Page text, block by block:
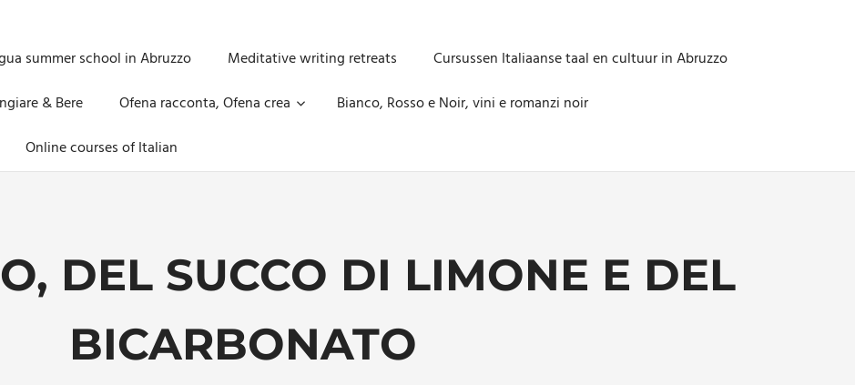
summer school in Abruzzo Meditative writing retreats
Cursussen Italiaanse taal en cultuur in Abruzzo
& Bere Ofena racconta, Ofena crea
Bianco, Rosso e Noir, vini e romanzi noir
Online courses of Italian
DEL SUCCO DI LIMONE E DEL
BICARBONATO